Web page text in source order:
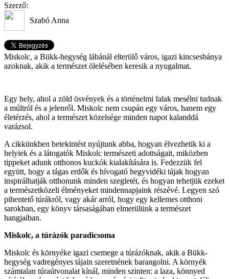
Szerző:
Szabó Anna
Miskolc, a Bükk-hegység lábánál elterülő város, igazi kincsesbánya
azoknak, akik a természet ölelésében keresik a nyugalmat.
Egy hely, ahol a zöld ösvények és a történelmi falak mesélni tudnak
a múltról és a jelenről. Miskolc nem csupán egy város, hanem egy
életérzés, ahol a természet közelsége minden napot kalanddá
varázsol.
A cikkünkben betekintést nyújtunk abba, hogyan élvezhetik ki a
helyiek és a látogatók Miskolc természeti adottságait, miközben
tippeket adunk otthonos kuckók kialakítására is. Fedezzük fel
együtt, hogy a tágas erdők és hívogató hegyvidéki tájak hogyan
inspirálhatják otthonunk minden szegletét, és hogyan tehetjük ezeket
a természetközeli élményeket mindennapjaink részévé. Legyen szó
pihentető túrákról, vagy akár arról, hogy egy kellemes otthoni
sarokban, egy könyv társaságában elmerülünk a természet
hangjaiban.
Miskolc, a túrázók paradicsoma
Miskolc és környéke igazi csemege a túrázóknak, akik a Bükk-
hegység vadregényes tájain szeretnének barangolni. A környék
számtalan túraútvonalat kínál, minden szinten: a laza, könnyed